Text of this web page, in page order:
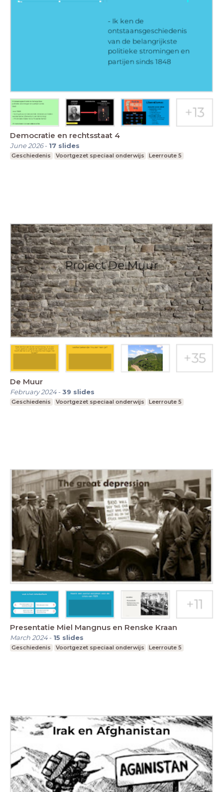
Democratie en rechtsstaat 4
June 2026- 17 slides
Geschiedenis Voortgezet speciaal onderwijs Leerroute 5
De Muur
February 2024-39 slides
Geschiedenis Voortgezet speciaal onderwijs Leerroute 5
Presentatie Miel Mangnus en Renske Kraan
March 2024- 15 slides
Geschiedenis Voortgezet speciaal onderwijs Leerroute 5